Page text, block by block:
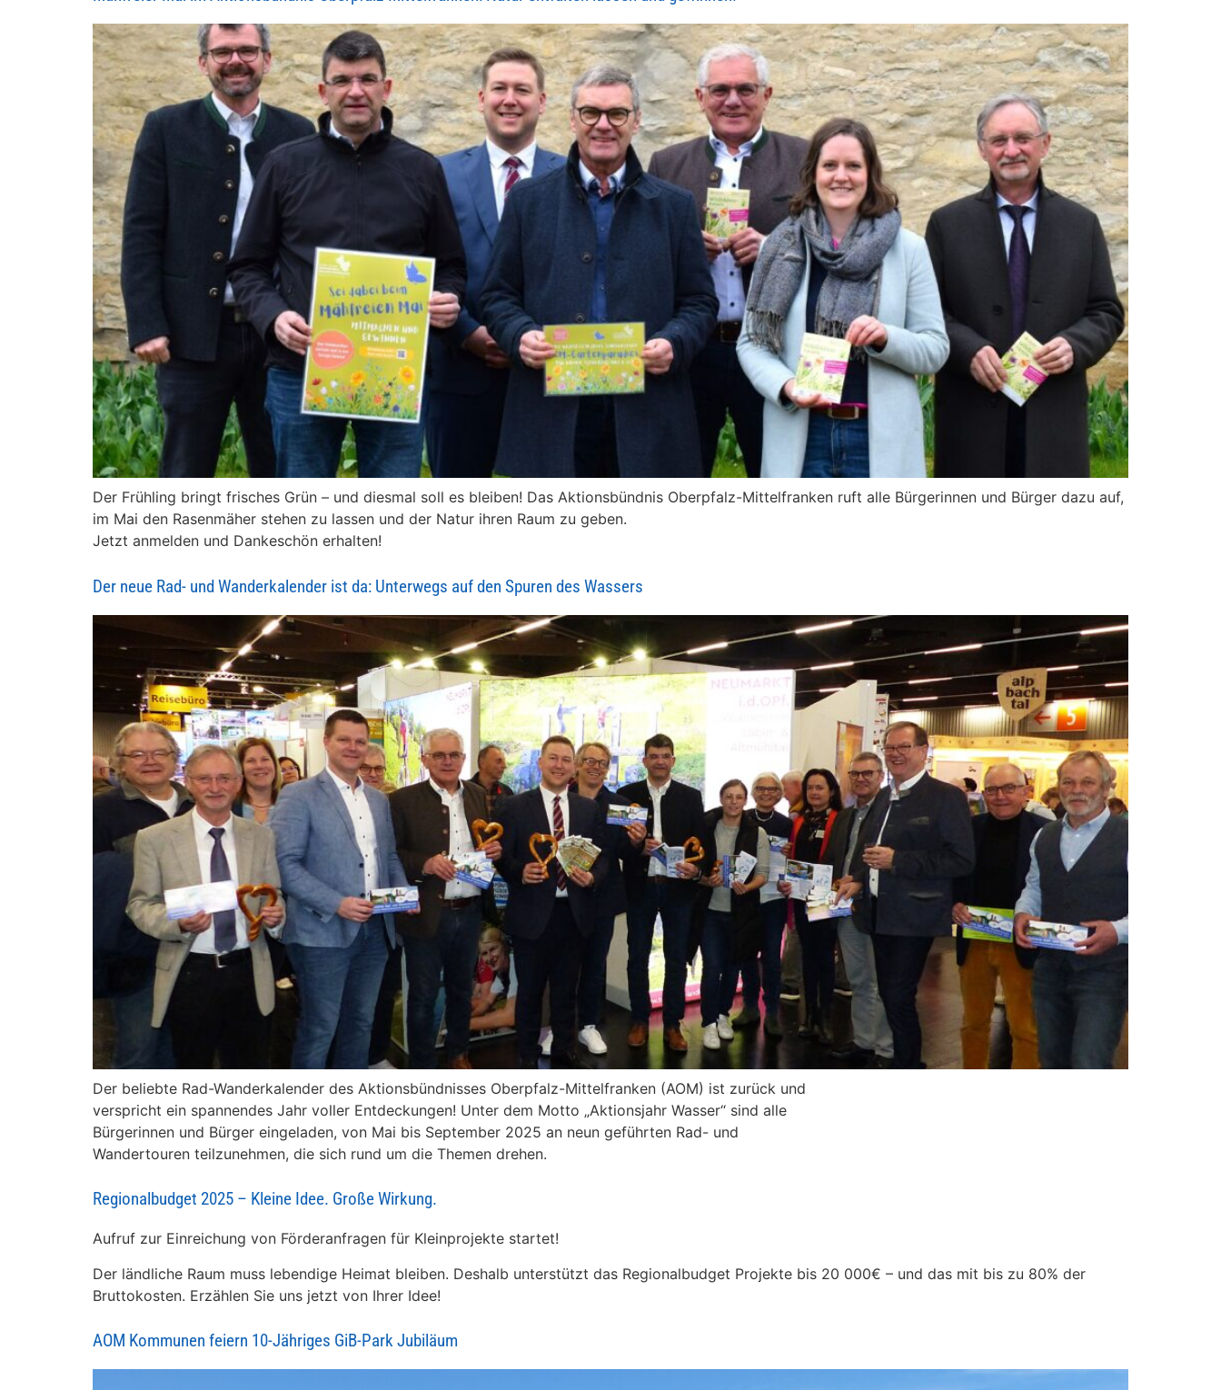
Der Frühling bringt frisches Grün – und diesmal soll es bleiben! Das Aktionsbündnis Oberpfalz-Mittelfranken ruft alle Bürgerinnen und Bürger dazu auf,
im Mai den Rasenmäher stehen zu lassen und der Natur ihren Raum zu geben.
Jetzt anmelden und Dankeschön erhalten!
Der neue Rad- und Wanderkalender ist da: Unterwegs auf den Spuren des Wassers
Der beliebte Rad-Wanderkalender des Aktionsbündnisses Oberpfalz-Mittelfranken (AOM) ist zurück und
verspricht ein spannendes Jahr voller Entdeckungen! Unter dem Motto „Aktionsjahr Wasser“ sind alle
Bürgerinnen und Bürger eingeladen, von Mai bis September 2025 an neun geführten Rad- und
Wandertouren teilzunehmen, die sich rund um die Themen drehen.
Regionalbudget 2025 – Kleine Idee. Große Wirkung.
Aufruf zur Einreichung von Förderanfragen für Kleinprojekte startet!
Der ländliche Raum muss lebendige Heimat bleiben. Deshalb unterstützt das Regionalbudget Projekte bis 20 000€ – und das mit bis zu 80% der
Bruttokosten. Erzählen Sie uns jetzt von Ihrer Idee!
AOM Kommunen feiern 10-Jähriges GiB-Park Jubiläum